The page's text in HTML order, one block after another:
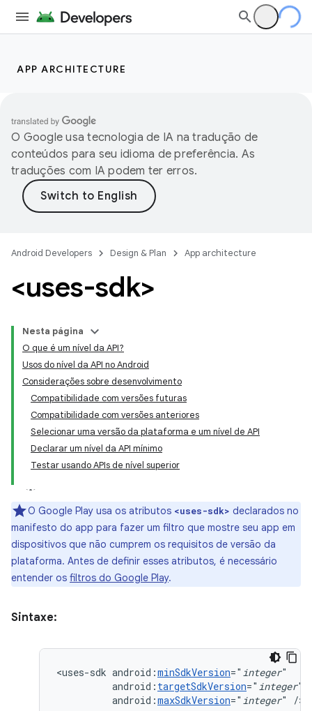
APP ARCHITECTURE
O Google usa tecnologia de IA na tradução de
conteúdos para seu idioma de preferência. As
traduções com IA podem ter erros.
Android Developers Design & Plan App architecture
<uses-sdk>
Nesta página
O que é um nível da API?
Usos do nível da API no Android
Considerações sobre desenvolvimento
Compatibilidade com versões futuras
Compatibilidade com versões anteriores
Selecionar uma versão da plataforma e um nível de API
Declarar um nível da API mínimo
Testar usando APIs de nível superior
O Google Play usa os atributos <uses-sdk> declarados no
manifesto do app para fazer um filtro que mostre seu app em
dispositivos que não cumprem os requisitos de versão da
plataforma. Antes de definir esses atributos, é necessário
entender os filtros do Google Play.
Sintaxe:
<uses-sdk android:minSdkVersion=" integer
android: targetSdkVersion=" integer
android:maxSdkVersion=" integer" />